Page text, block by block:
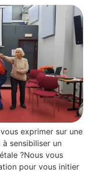
exprimer sur une
sensibiliser un
?Nous vous
pour vous initier